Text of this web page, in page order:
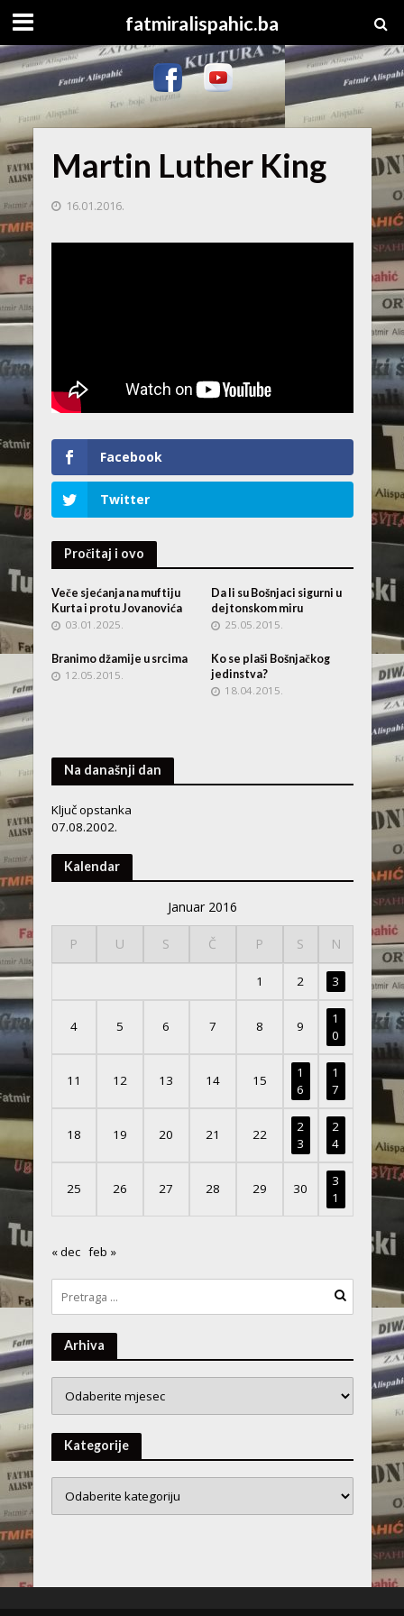
fatmiralispahic.ba
Martin Luther King
16.01.2016.
Facebook
Twitter
Pročitaj i ovo
Veče sjećanja na muftiju
Kurta i protu Jovanovića
03.01.2025.
Da li su Bošnjaci sigurni u
dejtonskom miru
25.05.2015.
Branimo džamije u srcima
12.05.2015.
Ko se plaši Bošnjačkog
jedinstva?
18.04.2015.
Na današnji dan
Ključ opstanka
07.08.2002.
Kalendar
Januar 2016
P U S Č P S N
1 2 3
4 5 6 7 8 9
1
0
11 12 13 14 15
1
6
1
7
18 19 20 21 22
2
3
2
4
25 26 27 28 29 30
3
1
« dec feb »
Arhiva
Kategorije